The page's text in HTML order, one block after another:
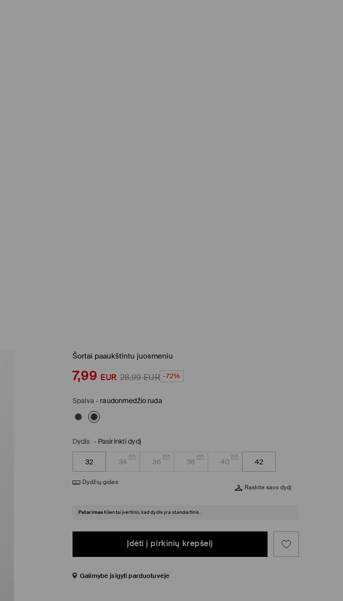
Šortai paaukštintu juosmeniu
7,99 EUR 28,99EUR -72%
Spalva - raudonmedžio ruda
Dydis - Pasirinkti dydį
32 34 36 38 40 42
Dydžių gidas
Raskite savo dydį
Patarimas Klientai įvertino, kad dydis yra standartinis.
Įdėti į pirkinių krepšelį
Galimybė įsigyti parduotuvėje